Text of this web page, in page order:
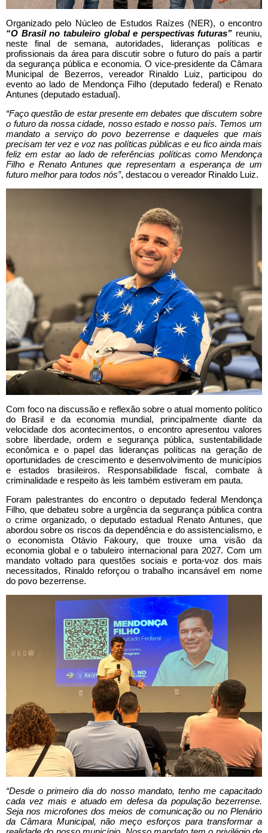
Organizado pelo Núcleo de Estudos Raízes (NER), o encontro
“O Brasil no tabuleiro global e perspectivas futuras” reuniu,
neste final de semana, autoridades, lideranças políticas e
profissionais da área para discutir sobre o futuro do país a partir
da segurança pública e economia. O vice-presidente da Câmara
Municipal de Bezerros, vereador Rinaldo Luiz, participou do
evento ao lado de Mendonça Filho (deputado federal) e Renato
Antunes (deputado estadual).
“Faço questão de estar presente em debates que discutem sobre
o futuro da nossa cidade, nosso estado e nosso país. Temos um
mandato a serviço do povo bezerrense e daqueles que mais
precisam ter vez e voz nas políticas públicas e eu fico ainda mais
feliz em estar ao lado de referências políticas como Mendonça
Filho e Renato Antunes que representam a esperança de um
futuro melhor para todos nós”, destacou o vereador Rinaldo Luiz.
Com foco na discussão e reflexão sobre o atual momento político
do Brasil e da economia mundial, principalmente diante da
velocidade dos acontecimentos, o encontro apresentou valores
sobre liberdade, ordem e segurança pública, sustentabilidade
econômica e o papel das lideranças políticas na geração de
oportunidades de crescimento e desenvolvimento de municípios
e estados brasileiros. Responsabilidade fiscal, combate à
criminalidade e respeito às leis também estiveram em pauta.
Foram palestrantes do encontro o deputado federal Mendonça
Filho, que debateu sobre a urgência da segurança pública contra
o crime organizado, o deputado estadual Renato Antunes, que
abordou sobre os riscos da dependência e do assistencialismo, e
o economista Otávio Fakoury, que trouxe uma visão da
economia global e o tabuleiro internacional para 2027. Com um
mandato voltado para questões sociais e porta-voz dos mais
necessitados, Rinaldo reforçou o trabalho incansável em nome
do povo bezerrense.
“Desde o primeiro dia do nosso mandato, tenho me capacitado
cada vez mais e atuado em defesa da população bezerrense.
Seja nos microfones dos meios de comunicação ou no Plenário
da Câmara Municipal, não meço esforços para transformar a